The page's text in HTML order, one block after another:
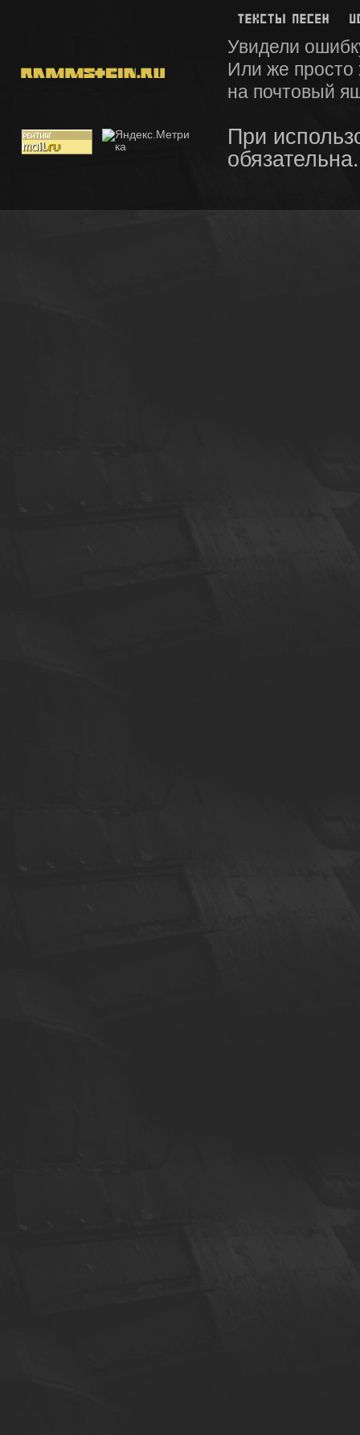
Увидели
Или же просто
на почтовый
При